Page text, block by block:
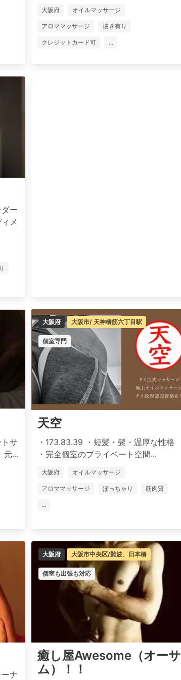
大阪府 オイルマッサージ
アロママッサージ 抜き有り
クレジットカード可 ...
ー
メ
サ
元...
大阪府 大阪市/ 天神橋筋六丁目駅
個室専門
天空
・173.83.39 ・短髪・髭・温厚な性格
・完全個室のプライベート空間...
大阪府 オイルマッサージ
アロママッサージ ぽっちゃり 筋肉質
...
ナ
大阪府 大阪市中央区/難波、日本橋
個室も出張も対応
癒し屋Awesome（オーサ
ム）！！